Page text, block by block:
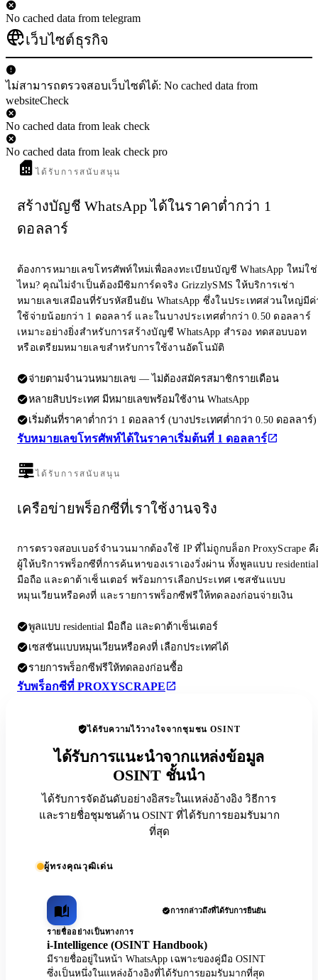
No cached data from telegram
เว็บไซต์ธุรกิจ
ไม่สามารถตรวจสอบเว็บไซต์ได้: No cached data from
websiteCheck
No cached data from leak check
No cached data from leak check pro
ได้รับการสนับสนุน
สร้างบัญชี WhatsApp ได้ในราคาต่ำกว่า 1
ดอลลาร์
ต้องการหมายเลขโทรศัพท์ใหม่เพื่อลงทะเบียนบัญชี WhatsApp ใหม่ใช่
ไหม? คุณไม่จำเป็นต้องมีซิมการ์ดจริง GrizzlySMS ให้บริการเช่า
หมายเลขเสมือนที่รับรหัสยืนยัน WhatsApp ซึ่งในประเทศส่วนใหญ่มีค่
ใช้จ่ายน้อยกว่า 1 ดอลลาร์ และในบางประเทศต่ำกว่า 0.50 ดอลลาร์
เหมาะอย่างยิ่งสำหรับการสร้างบัญชี WhatsApp สำรอง ทดสอบบอท
หรือเตรียมหมายเลขสำหรับการใช้งานอัตโนมัติ
จ่ายตามจำนวนหมายเลข — ไม่ต้องสมัครสมาชิกรายเดือน
หลายสิบประเทศ มีหมายเลขพร้อมใช้งาน WhatsApp
เริ่มต้นที่ราคาต่ำกว่า 1 ดอลลาร์ (บางประเทศต่ำกว่า 0.50 ดอลลาร์)
รับหมายเลขโทรศัพท์ได้ในราคาเริ่มต้นที่ 1 ดอลลาร์
ได้รับการสนับสนุน
เครือข่ายพร็อกซีที่เราใช้งานจริง
การตรวจสอบเบอร์จำนวนมากต้องใช้ IP ที่ไม่ถูกบล็อก ProxyScrape คื
ผู้ให้บริการพร็อกซีที่การค้นหาของเราเองวิ่งผ่าน ทั้งพูลแบบ residential
มือถือ และดาต้าเซ็นเตอร์ พร้อมการเลือกประเทศ เซสชันแบบ
หมุนเวียนหรือคงที่ และรายการพร็อกซีฟรีให้ทดลองก่อนจ่ายเงิน
พูลแบบ residential มือถือ และดาต้าเซ็นเตอร์
เซสชันแบบหมุนเวียนหรือคงที่ เลือกประเทศได้
รายการพร็อกซีฟรีให้ทดลองก่อนซื้อ
รับพร็อกซีที่ PROXYSCRAPE
ได้รับความไว้วางใจจากชุมชน OSINT
ได้รับการแนะนำจากแหล่งข้อมูล
OSINT ชั้นนำ
ได้รับการจัดอันดับอย่างอิสระในแหล่งอ้างอิง วิธีการ
และรายชื่อชุมชนด้าน OSINT ที่ได้รับการยอมรับมาก
ที่สุด
ผู้ทรงคุณวุฒิเด่น
การกล่าวถึงที่ได้รับการยืนยัน
รายชื่ออย่างเป็นทางการ
i-Intelligence (OSINT Handbook)
มีรายชื่ออยู่ในหน้า WhatsApp เฉพาะของคู่มือ OSINT
ซึ่งเป็นหนึ่งในแหล่งอ้างอิงที่ได้รับการยอมรับมากที่สุด